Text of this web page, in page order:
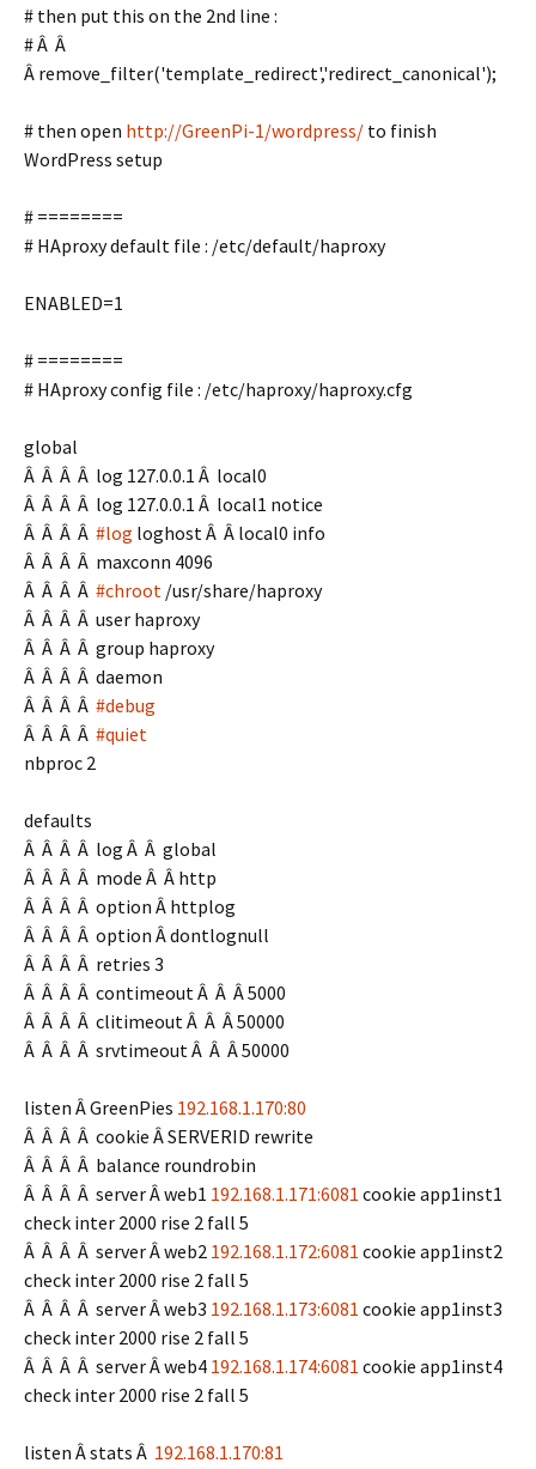
# then put this on the 2nd line :
# Â Â
Â remove_filter('template_redirect','redirect_canonical');
# then open http://GreenPi-1/wordpress/ to finish
WordPress setup
# ========
# HAproxy default file : /etc/default/haproxy
ENABLED=1
# ========
# HAproxy config file : /etc/haproxy/haproxy.cfg
global
Â Â Â Â log 127.0.0.1 Â local0
Â Â Â Â log 127.0.0.1 Â local1 notice
Â Â Â Â #log loghost Â Â local0 info
Â Â Â Â maxconn 4096
Â Â Â Â #chroot /usr/share/haproxy
Â Â Â Â user haproxy
Â Â Â Â group haproxy
Â Â Â Â daemon
Â Â Â Â #debug
Â Â Â Â #quiet
nbproc 2
defaults
Â Â Â Â log Â Â global
Â Â Â Â mode Â Â http
Â Â Â Â option Â httplog
Â Â Â Â option Â dontlognull
Â Â Â Â retries 3
Â Â Â Â contimeout Â Â Â 5000
Â Â Â Â clitimeout Â Â Â 50000
Â Â Â Â srvtimeout Â Â Â 50000
listen Â GreenPies 192.168.1.170:80
Â Â Â Â cookie Â SERVERID rewrite
Â Â Â Â balance roundrobin
Â Â Â Â server Â web1 192.168.1.171:6081 cookie app1inst1
check inter 2000 rise 2 fall 5
Â Â Â Â server Â web2 192.168.1.172:6081 cookie app1inst2
check inter 2000 rise 2 fall 5
Â Â Â Â server Â web3 192.168.1.173:6081 cookie app1inst3
check inter 2000 rise 2 fall 5
Â Â Â Â server Â web4 192.168.1.174:6081 cookie app1inst4
check inter 2000 rise 2 fall 5
listen Â stats Â 192.168.1.170:81